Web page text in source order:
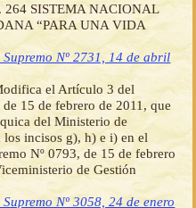
SISTEMA NACIONAL
“PARA UNA VIDA
Nº 2731, 14 de abril
el Artículo 3 del
15 de febrero de 2011, que
del Ministerio de
incisos g), h) e i) en el
Nº 0793, de 15 de febrero
de Gestión
Nº 3058, 24 de enero